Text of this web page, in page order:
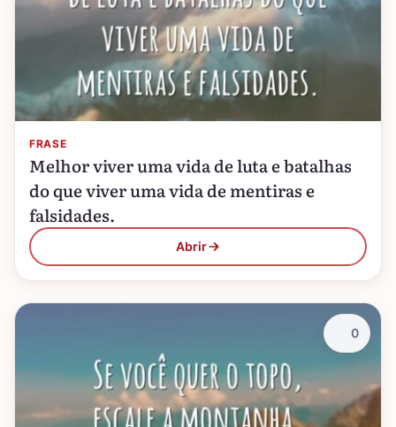
FRASE
Melhor viver uma vida de luta e batalhas
do que viver uma vida de mentiras e
falsidades.
Abrir
0